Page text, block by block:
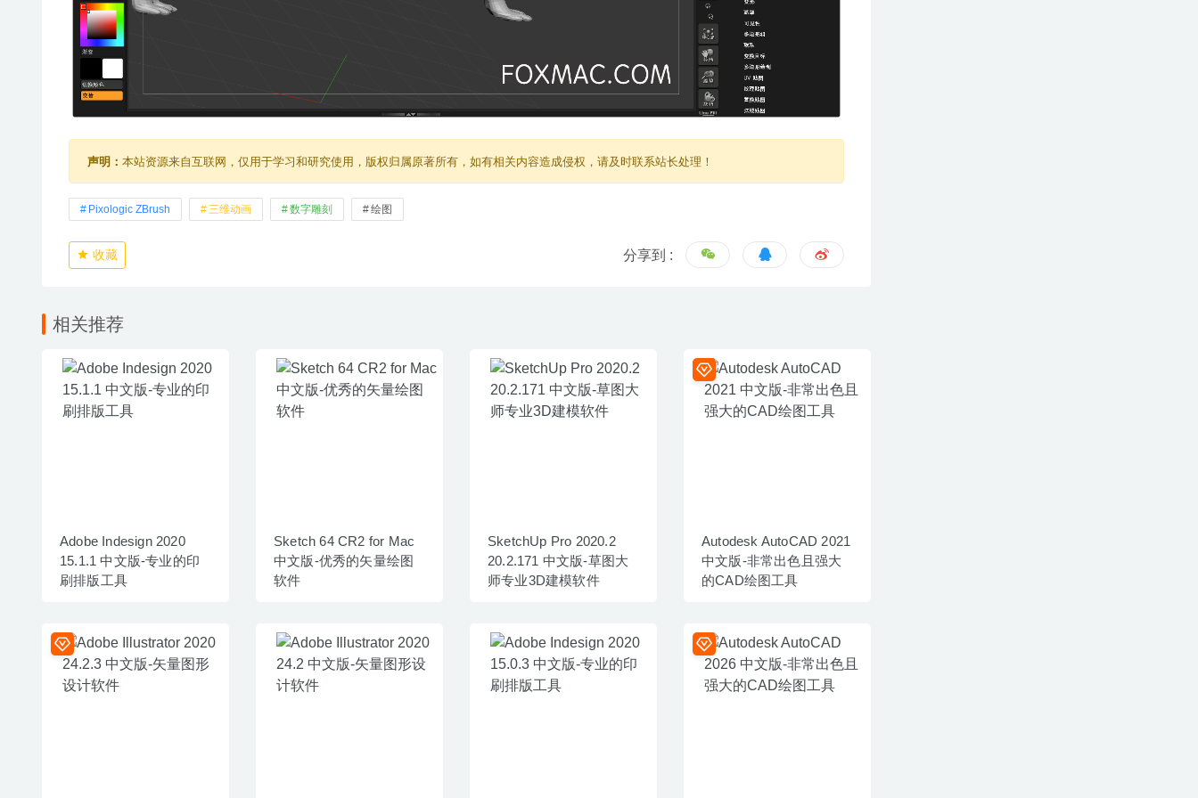
声明： 本站资源来自互联网，仅用于学习和研究使用，版权归属原著所有，如有相关内容造成侵权，请及时联系站长处理！
Pixologic ZBrush 三维动画 数字雕刻 绘图
收藏 分享到 :
相关推荐
Adobe Indesign 2020
15.1.1 中文版-专业的印
刷排版工具
Sketch 64 CR2 for Mac
中文版-优秀的矢量绘图
软件
SketchUp Pro 2020.2
20.2.171 中文版-草图大
师专业3D建模软件
Autodesk AutoCAD 2021
中文版-非常出色且强大
的CAD绘图工具